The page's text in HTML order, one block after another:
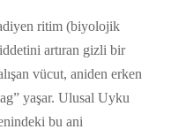
ritim (biyolojik
artıran gizli bir
vücut, aniden erken
yaşar. Ulusal Uyku
bu ani